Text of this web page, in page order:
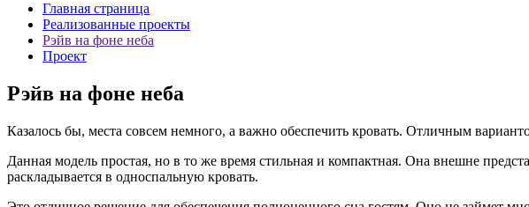
Главная страница
Реализованные проекты
Рэйв на фоне неба
Проект
Рэйв на фоне неба
Казалось бы, места совсем немного, а важно обеспечить кровать. Отличным
Данная модель простая, но в то же время стильная и компактная. Она внешне
раскладывается в односпальную кровать.